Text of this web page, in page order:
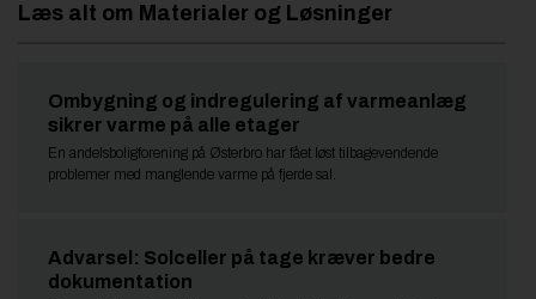
Læs alt om Materialer og Løsninger
Ombygning og indregulering af varmeanlæg
sikrer varme på alle etager
En andelsboligforening på Østerbro har fået løst tilbagevendende
problemer med manglende varme på fjerde sal.
Advarsel: Solceller på tage kræver bedre
dokumentation